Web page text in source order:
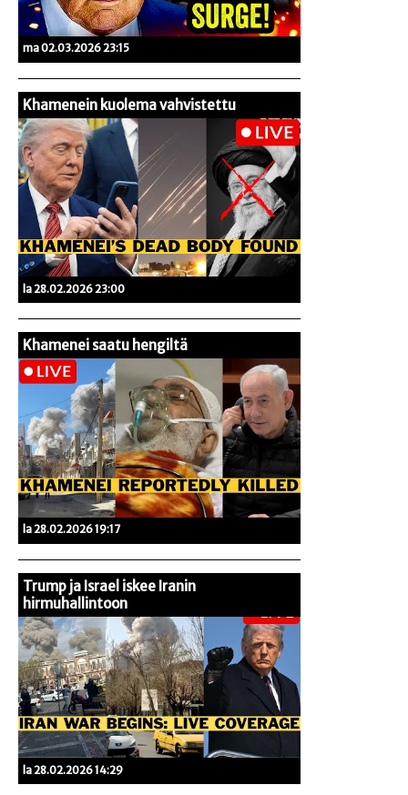
ma 02.03.2026 23:15
Khamenein kuolema vahvistettu
la 28.02.2026 23:00
Khamenei saatu hengiltä
la 28.02.2026 19:17
Trump ja Israel iskee Iranin
hirmuhallintoon
la 28.02.2026 14:29